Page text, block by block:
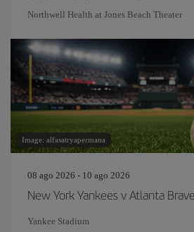
Northwell Health at Jones Beach Theater
Image: alfasatryapermana
08 ago 2026 - 10 ago 2026
New York Yankees v Atlanta
Yankee Stadium